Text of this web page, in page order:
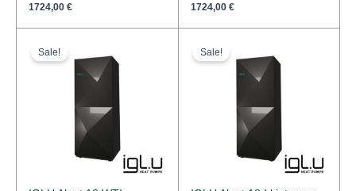
1724,00 € 1724,00 €
Sale!
was:
12705,00 €.
Sale!
was:
10890,00 €.